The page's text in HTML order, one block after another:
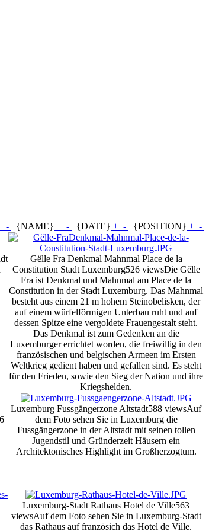
- {NAME} + - {DATE} + - {POSITION} + -
Gëlle Fra Denkmal Mahnmal Place de la
Constitution Stadt Luxemburg526 viewsDie Gëlle
Fra ist Denkmal und Mahnmal am Place de la
Constitution in der Stadt Luxemburg. Das Mahnmal
besteht aus einem 21 m hohem Steinobelisken, der
auf einem würfelförmigen Unterbau ruht und auf
dessen Spitze eine vergoldete Frauengestalt steht.
Das Denkmal ist zum Gedenken an die
Luxemburger errichtet worden, die freiwillig in den
französischen und belgischen Armeen im Ersten
Weltkrieg gedient haben und gefallen sind. Es steht
für den Frieden, sowie den Sieg der Nation und ihre
Kriegshelden.
Luxemburg Fussgängerzone Altstadt588 viewsAuf
dem Foto sehen Sie in Luxemburg die
Fussgängerzone in der Altstadt mit seinen tollen
Jugendstil und Gründerzeit Häusern ein
Architektonisches Highlight im Großherzogtum.
Luxemburg-Stadt Rathaus Hotel de Ville563
viewsAuf dem Foto sehen Sie in Luxemburg-Stadt
das Rathaus auf französich das Hotel de Ville.